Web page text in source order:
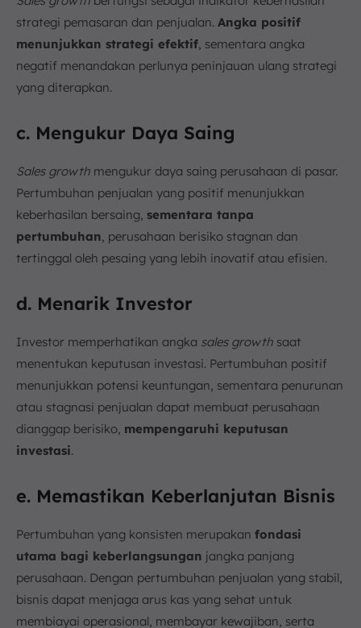
strategi pemasaran dan penjualan. Angka positif
menunjukkan strategi efektif , sementara angka
negatif menandakan perlunya peninjauan ulang strategi
yang diterapkan.
c. Mengukur Daya Saing
Sales growth mengukur daya saing perusahaan di pasar.
Pertumbuhan penjualan yang positif menunjukkan
keberhasilan bersaing, sementara tanpa
pertumbuhan , perusahaan berisiko stagnan dan
tertinggal oleh pesaing yang lebih inovatif atau efisien.
d. Menarik Investor
Investor memperhatikan angka sales growth saat
menentukan keputusan investasi. Pertumbuhan positif
menunjukkan potensi keuntungan, sementara penurunan
atau stagnasi penjualan dapat membuat perusahaan
dianggap berisiko, mempengaruhi keputusan
investasi.
e. Memastikan Keberlanjutan Bisnis
Pertumbuhan yang konsisten merupakan fondasi
utama bagi keberlangsungan jangka panjang
perusahaan. Dengan pertumbuhan penjualan yang stabil,
bisnis dapat menjaga arus kas yang sehat untuk
membiayai operasional, membayar kewajiban, serta